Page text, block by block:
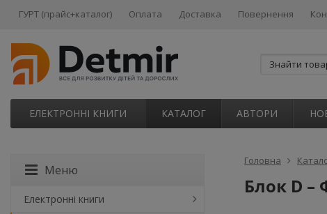
ГУРТ (прайс+каталог) Оплата Доставка Повернення
ЕЛЕКТРОННІ КНИГИ КАТАЛОГ АВТОРИ
Головна
Блок D
Меню
Електронні книги